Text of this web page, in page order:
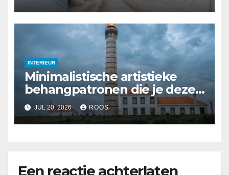
INTERIEUR
Minimalistische artistieke
behangpatronen die je deze
zomer kunt proberen
JUL 20, 2026 ROOS
Een reactie achterlaten